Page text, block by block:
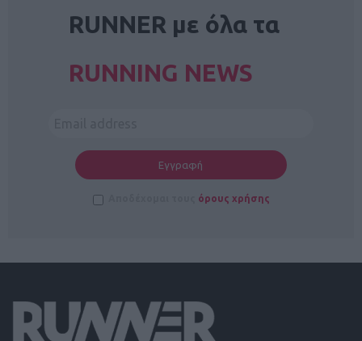
RUNNER με όλα τα
RUNNING NEWS
όρους χρήσης